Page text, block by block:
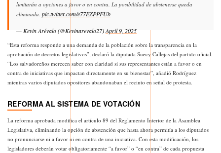
limitarán a opciones a favor o en contra. La posibilidad de abstenerse queda
eliminada. pic.twitter.com/e77EZPPFUb
— Kevin Arévalo (@Kevinarevalo27)April 9, 2025
“Esta reforma responde a una demanda de la población sobre la transparencia en la
aprobación de decretos legislativos”, declaró la diputada Suecy Callejas del partido oficial.
“Los salvadoreños merecen saber con claridad si sus representantes están a favor o en
contra de iniciativas que impactan directamente en su bienestar”, añadió Rodríguez
mientras varios diputados opositores abandonaban el recinto en señal de protesta.
REFORMA AL SISTEMA DE VOTACIÓN
La reforma aprobada modifica el artículo 89 del Reglamento Interior de la Asamblea
Legislativa, eliminando la opción de abstención que hasta ahora permitía a los diputados
no pronunciarse ni a favor ni en contra de una iniciativa. Con esta modificación, los
legisladores deberán votar obligatoriamente “a favor” o “en contra” de cada propuesta